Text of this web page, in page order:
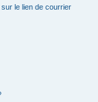
le lien de courrier